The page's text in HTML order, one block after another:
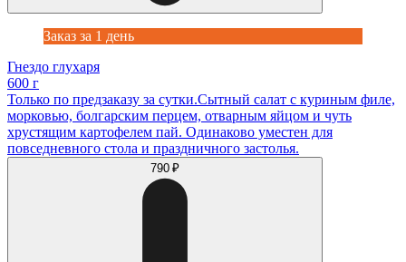
Заказ за 1 день
Гнездо глухаря
600 г
Только по предзаказу за сутки.Сытный салат с куриным филе,
морковью, болгарским перцем, отварным яйцом и чуть
хрустящим картофелем пай. Одинаково уместен для
повседневного стола и праздничного застолья.
790 ₽